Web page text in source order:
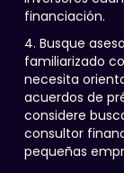
financiación.
4. Busque
familiarizado
necesita
acuerdos de
considere
consultor
pequeñas